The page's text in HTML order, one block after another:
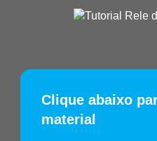
Clique abaixo
material